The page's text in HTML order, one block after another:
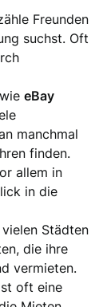
Freunden
suchst. Oft
wieeBay
manchmal
finden.
allem in
in die
vielen Städten
die ihre
vermieten.
oft eine